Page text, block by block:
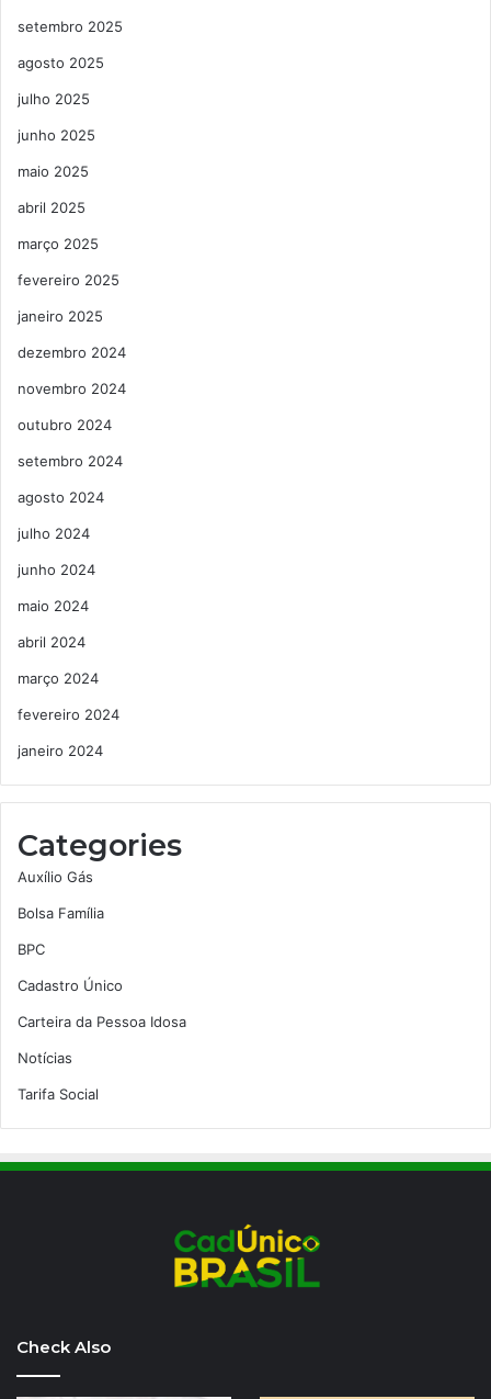
setembro 2025
agosto 2025
julho 2025
junho 2025
maio 2025
abril 2025
março 2025
fevereiro 2025
janeiro 2025
dezembro 2024
novembro 2024
outubro 2024
setembro 2024
agosto 2024
julho 2024
junho 2024
maio 2024
abril 2024
março 2024
fevereiro 2024
janeiro 2024
Categories
Auxílio Gás
Bolsa Família
BPC
Cadastro Único
Carteira da Pessoa Idosa
Notícias
Tarifa Social
Check Also